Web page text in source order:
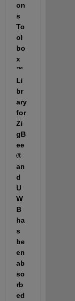
on
s
To
ol
bo
x
™
Li
br
ary
for
Zi
gB
ee
®
an
d
U
W
B
ha
s
be
en
ab
so
rb
ed